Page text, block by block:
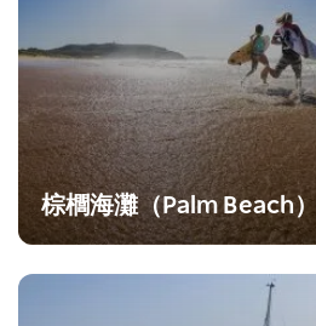
棕櫚海灘（Palm Beach）